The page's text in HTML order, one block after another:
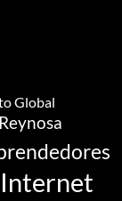
Global
Internet